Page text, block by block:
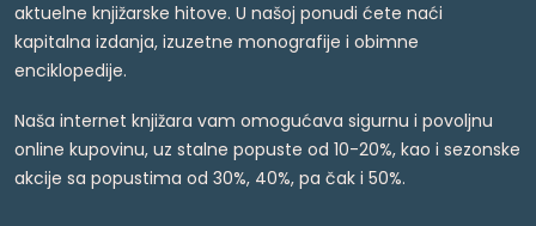
aktuelne knjižarske hitove. U našoj ponudi ćete naći
kapitalna izdanja, izuzetne monografije i obimne
enciklopedije.
Naša internet knjižara vam omogućava sigurnu i povoljnu
online kupovinu, uz stalne popuste od 10-20%, kao i sezonske
akcije sa popustima od 30%, 40%, pa čak i 50%.